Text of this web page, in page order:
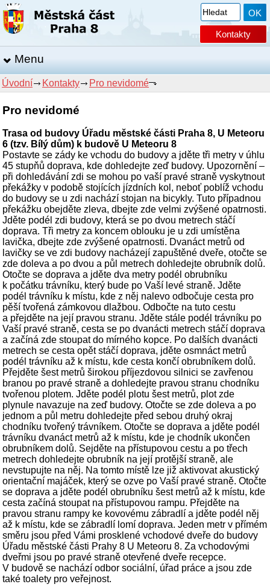
Kontakty
Menu
Úvodní Kontakty Pro nevidomé
Pro nevidomé
Trasa od budovy Úřadu městské části Praha 8, U Meteoru
6 (tzv. Bílý dům) k budově U Meteoru 8
Postavte se zády ke vchodu do budovy a jděte tři metry v úhlu
45 stupňů doprava, kde dohledejte zeď budovy. Upozornění –
při dohledávání zdi se mohou po vaší pravé straně vyskytnout
překážky v podobě stojících jízdních kol, neboť poblíž vchodu
do budovy se u zdi nachází stojan na bicykly. Tuto případnou
překážku obejděte zleva, dbejte zde velmi zvýšené opatrnosti.
Jděte podél zdi budovy, která se po dvou metrech stáčí
doprava. Tři metry za koncem oblouku je u zdi umístěna
lavička, dbejte zde zvýšené opatrnosti. Dvanáct metrů od
lavičky se ve zdi budovy nacházejí zapuštěné dveře, otočte se
zde doleva a po dvou a půl metrech dohledejte obrubník dolů.
Otočte se doprava a jděte dva metry podél obrubníku
k počátku trávníku, který bude po Vaší levé straně. Jděte
podél trávníku k místu, kde z něj nalevo odbočuje cesta pro
pěší tvořená zámkovou dlažbou. Odbočte na tuto cestu
a přejděte na její pravou stranu. Jděte stále podél trávníku po
Vaší pravé straně, cesta se po dvanácti metrech stáčí doprava
a začíná zde stoupat do mírného kopce. Po dalších dvanácti
metrech se cesta opět stáčí doprava, jděte osmnáct metrů
podél trávníku až k místu, kde cesta končí obrubníkem dolů.
Přejděte šest metrů širokou příjezdovou silnici se zavřenou
branou po pravé straně a dohledejte pravou stranu chodníku
tvořenou plotem. Jděte podél plotu šest metrů, plot zde
plynule navazuje na zeď budovy. Otočte se zde doleva a po
jednom a půl metru dohledejte před sebou druhý okraj
chodníku tvořený trávníkem. Otočte se doprava a jděte podél
trávníku dvanáct metrů až k místu, kde je chodník ukončen
obrubníkem dolů. Sejděte na přístupovou cestu a po třech
metrech dohledejte obrubník na její protější straně, ale
nevstupujte na něj. Na tomto místě lze již aktivovat akustický
orientační majáček, který se ozve po Vaší pravé straně. Otočte
se doprava a jděte podél obrubníku šest metrů až k místu, kde
cesta začíná stoupat na přístupovou rampu. Přejděte na
pravou stranu rampy ke kovovému zábradlí a jděte podél něj
až k místu, kde se zábradlí lomí doprava. Jeden metr v přímém
směru jsou před Vámi prosklené vchodové dveře do budovy
Úřadu městské části Prahy 8 U Meteoru 8. Za vchodovými
dveřmi jsou po pravé straně otevřené dveře recepce.
V budově se nachází odbor sociální, úřad práce a jsou zde
také toalety pro veřejnost.